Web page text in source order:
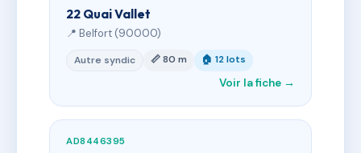
22 Quai Vallet
📍 Belfort (90000)
Autre syndic 📏 80 m 🏠 12 lots
Voir la fiche →
AD8446395